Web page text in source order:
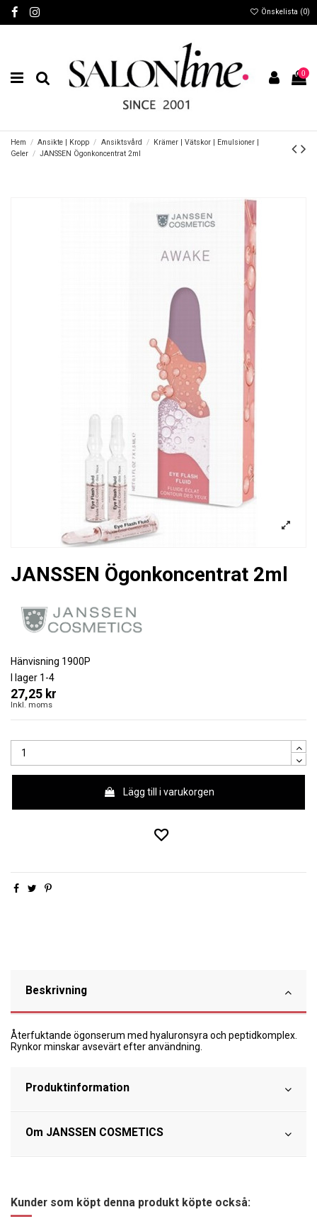
Önskelista (0)
0
Hem Ansikte | Kropp Ansiktsvård
Krämer | Vätskor | Emulsioner |
Geler
JANSSEN Ögonkoncentrat 2ml
JANSSEN Ögonkoncentrat 2ml
Hänvisning 1900P
I lager 1-4
27,25 kr
Inkl. moms
Lägg till i varukorgen
Beskrivning
Återfuktande ögonserum med hyaluronsyra och peptidkomplex.
Rynkor minskar avsevärt efter användning.
Produktinformation
Om JANSSEN COSMETICS
Kunder som köpt denna produkt köpte också: